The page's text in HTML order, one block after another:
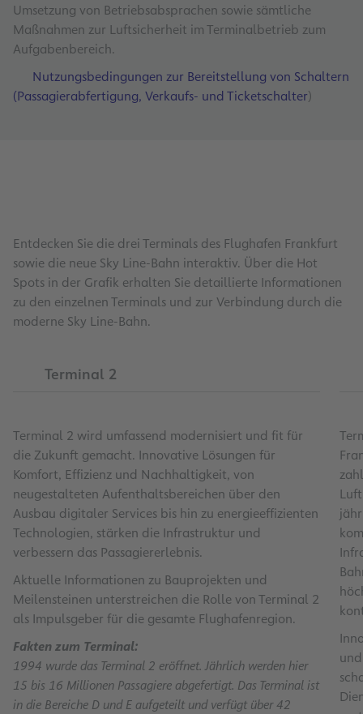
Umsetzung von Betriebsabsprachen sowie sämtliche
Maßnahmen zur Luftsicherheit im Terminalbetrieb zum
Aufgabenbereich.
Nutzungsbedingungen zur Bereitstellung von Schaltern
(Passagierabfertigung, Verkaufs- und Ticketschalter)
Entdecken Sie die drei Terminals des Flughafen Frankfurt
sowie die neue Sky Line-Bahn interaktiv. Über die Hot
Spots in der Grafik erhalten Sie detaillierte Informationen
zu den einzelnen Terminals und zur Verbindung durch die
moderne Sky Line-Bahn.
Terminal 2
Terminal 2 wird umfassend modernisiert und fit für
die Zukunft gemacht. Innovative Lösungen für
Komfort, Effizienz und Nachhaltigkeit, von
neugestalteten Aufenthaltsbereichen über den
Ausbau digitaler Services bis hin zu energieeffizienten
Technologien, stärken die Infrastruktur und
verbessern das Passagiererlebnis.
Aktuelle Informationen zu Bauprojekten und
Meilensteinen unterstreichen die Rolle von Terminal 2
als Impulsgeber für die gesamte Flughafenregion.
Fakten zum Terminal:
1994 wurde das Terminal 2 eröffnet. Jährlich werden hier
15 bis 16 Millionen Passagiere abgefertigt. Das Terminal ist
in die Bereiche D und E aufgeteilt und verfügt über 42